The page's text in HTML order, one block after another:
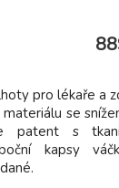
pro lékaře a
se
patent s
kapsy